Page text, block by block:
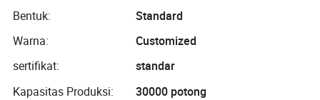
Bentuk:
Standard
Warna:
Customized
sertifikat:
standar
Kapasitas Produksi:
30000 potong